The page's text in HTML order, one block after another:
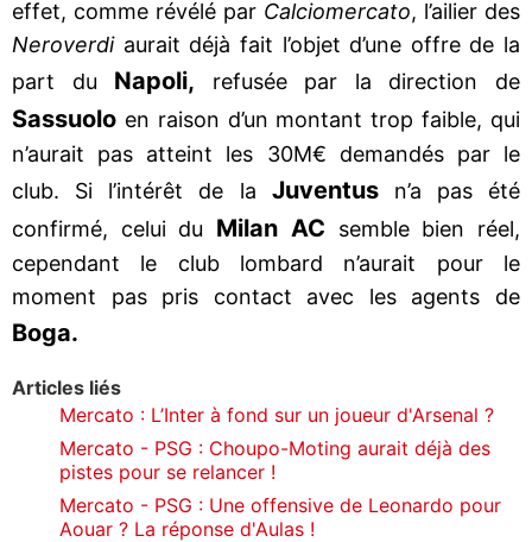
effet, comme révélé par Calciomercato, l’ailier des
Neroverdiaurait déjà fait l’objet d’une offre de la
part du Napoli, refusée par la direction de
Sassuolo en raison d’un montant trop faible, qui
n’aurait pas atteint les 30M€ demandés par le
club. Si l’intérêt de la Juventusn’a pas été
confirmé, celui du Milan AC semble bien réel,
cependant le club lombard n’aurait pour le
moment pas pris contact avec les agents de
Boga.
Articles liés
Mercato : L’Inter à fond sur un joueur d'Arsenal ?
Mercato - PSG : Choupo-Moting aurait déjà des
pistes pour se relancer !
Mercato - PSG : Une offensive de Leonardo pour
Aouar ? La réponse d'Aulas !